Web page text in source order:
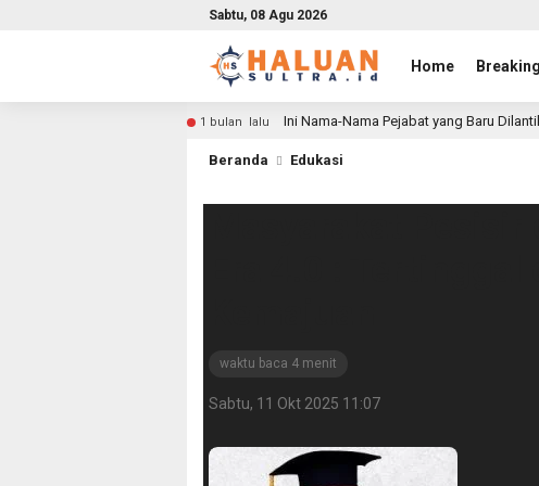
Sabtu, 08 Agu 2026
Home
1 bulan lalu Ini Nama-Nama Pejabat yang Baru
Beranda Edukasi
waktu baca 4 menit
Sabtu, 11 Okt 2025 11:07